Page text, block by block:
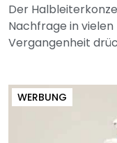
Der
Nachfrage in vielen
Vergangenheit
WERBUNG